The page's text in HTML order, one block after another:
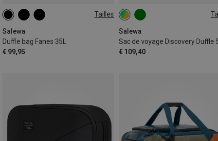
Tailles
Salewa
Duffle bag Fanes 35L
€ 99,95
35L
Salewa
Sac de voyage Discovery Duffle
€ 109,40
50L